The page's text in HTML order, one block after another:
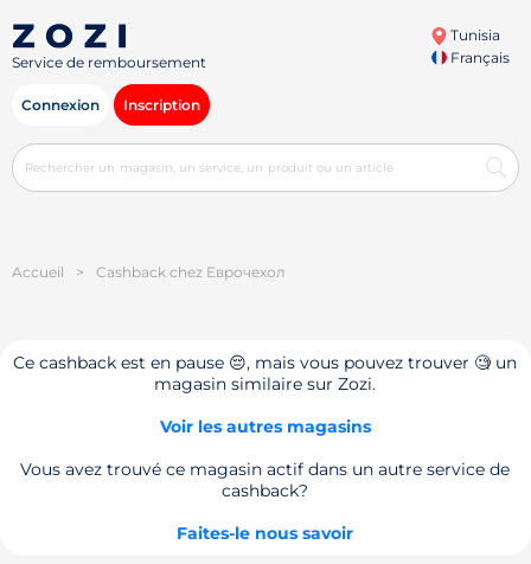
Service de remboursement
Tunisia
Français
Connexion Inscription
Accueil > Cashback chez Еврочехол
Ce cashback est en pause 😔, mais vous pouvez trouver 🧐 un
magasin similaire sur Zozi.
Voir les autres magasins
Vous avez trouvé ce magasin actif dans un autre service de
cashback?
Faites-le nous savoir